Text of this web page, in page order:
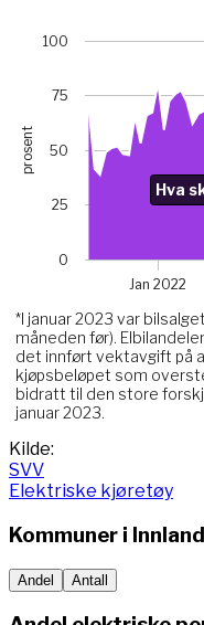
*I januar 2023 var
View as data table, Chart
The chart has 1 X
The chart has 1 Y
Chart annotations
prosent
*I januar 2023 var
måneden før).
det innført vektavgift på
kjøpsbeløpet som
bidratt til den store
januar 2023.
Jan 2022
0
25
50
75
100
Hva
End of interactive chart.
Kilde:
SVV
Elektriske kjøretøy
Kommuner i
Andel Antall